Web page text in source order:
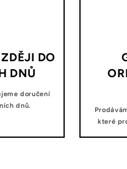
DO
DNŮ
doručení
dnů.
které